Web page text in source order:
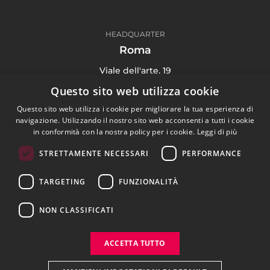
HEADQUARTER
Roma
Viale dell'arte, 19
00144 Roma Italy
Portfolio
Privacy Policy
Questo sito web utilizza cookie
Questo sito web utilizza i cookie per migliorare la tua esperienza di
navigazione. Utilizzando il nostro sito web acconsenti a tutti i cookie
in conformità con la nostra policy per i cookie. Leggi di più
STRETTAMENTE NECESSARI PERFORMANCE
TARGETING FUNZIONALITÀ
NON CLASSIFICATI
ACCETTA TUTTO